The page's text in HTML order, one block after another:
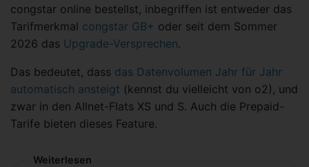
congstar online bestellst, inbegriffen ist entweder das
Tarifmerkmal congstar GB+ oder seit dem Sommer
2026 das Upgrade-Versprechen.
Das bedeutet, dass das Datenvolumen Jahr für Jahr
automatisch ansteigt (kennst du vielleicht von o2), und
zwar in den Allnet-Flats XS und S. Auch die Prepaid-
Tarife bieten dieses Feature.
Weiterlesen